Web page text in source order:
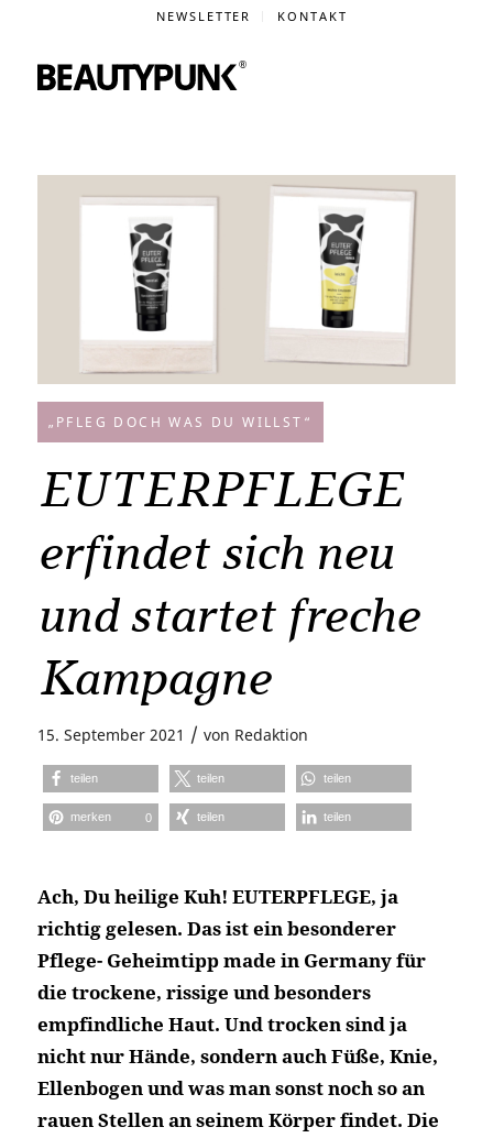
NEWSLETTER KONTAKT
„PFLEG DOCH WAS DU WILLST“
EUTERPFLEGE
erfindet sich neu
und startet freche
Kampagne
15. September 2021 / von Redaktion
teilen teilen teilen
merken 0 teilen teilen
Ach, Du heilige Kuh! EUTERPFLEGE, ja
richtig gelesen. Das ist ein besonderer
Pflege- Geheimtipp made in Germany für
die trockene, rissige und besonders
empfindliche Haut. Und trocken sind ja
nicht nur Hände, sondern auch Füße, Knie,
Ellenbogen und was man sonst noch so an
rauen Stellen an seinem Körper findet. Die